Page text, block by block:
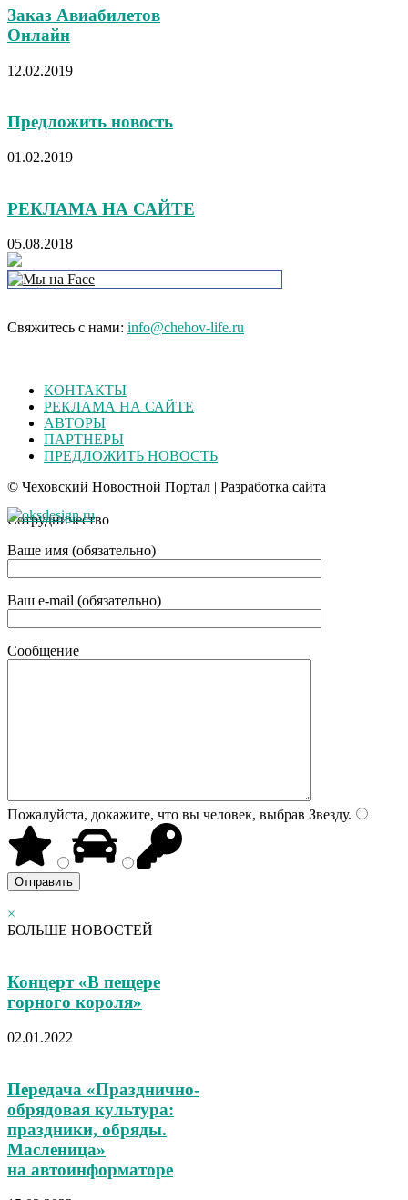
Заказ Авиабилетов
Онлайн
12.02.2019
Предложить новость
01.02.2019
РЕКЛАМА НА САЙТЕ
05.08.2018
Свяжитесь с нами: info@chehov-life.ru
КОНТАКТЫ
РЕКЛАМА НА САЙТЕ
АВТОРЫ
ПАРТНЕРЫ
ПРЕДЛОЖИТЬ НОВОСТЬ
© Чеховский Новостной Портал | Разработка сайта
Сотрудничество
Ваше имя (обязательно)
Ваш e-mail (обязательно)
Сообщение
Пожалуйста, докажите, что вы человек, выбрав Звезду.
×
БОЛЬШЕ НОВОСТЕЙ
Концерт «В пещере
горного короля»
02.01.2022
Передача «Празднично-
обрядовая культура:
праздники, обряды.
Масленица»
на автоинформаторе